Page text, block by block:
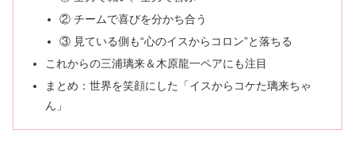
② チームで喜びを分かち合う
③ 見ている側も“心のイスからコロン”と落ちる
これからの三浦璃来＆木原龍一ペアにも注目
まとめ：世界を笑顔にした「イスからコケた璃来ちゃ
ん」